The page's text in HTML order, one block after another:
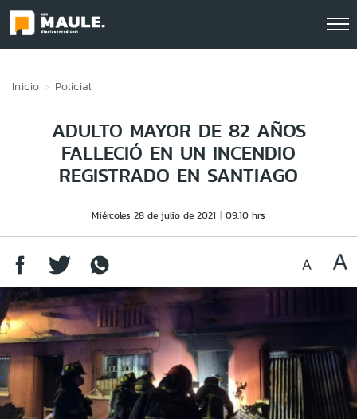
Inicio Policial
ADULTO MAYOR DE 82 AÑOS
FALLECIÓ EN UN INCENDIO
REGISTRADO EN SANTIAGO
Miércoles 28 de julio de 2021 09:10 hrs